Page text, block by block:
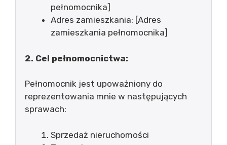
pełnomocnika]
Adres zamieszkania: [Adres
zamieszkania pełnomocnika]
2. Cel pełnomocnictwa:
Pełnomocnik jest upoważniony do
reprezentowania mnie w następujących
sprawach:
Sprzedaż nieruchomości